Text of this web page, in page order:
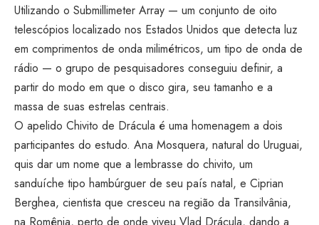
Utilizando o Submillimeter Array — um conjunto de oito
telescópios localizado nos Estados Unidos que detecta luz
em comprimentos de onda milimétricos, um tipo de onda de
rádio — o grupo de pesquisadores conseguiu definir, a
partir do modo em que o disco gira, seu tamanho e a
massa de suas estrelas centrais.
O apelido Chivito de Drácula é uma homenagem a dois
participantes do estudo. Ana Mosquera, natural do Uruguai,
quis dar um nome que a lembrasse do chivito, um
sanduíche tipo hambúrguer de seu país natal, e Ciprian
Berghea, cientista que cresceu na região da Transilvânia,